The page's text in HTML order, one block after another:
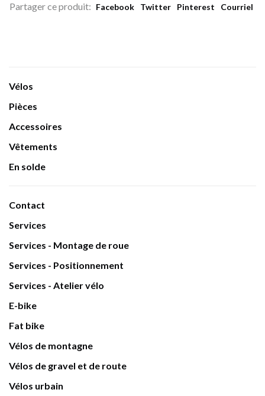
Partager ce produit: Facebook Twitter Pinterest Courriel
Vélos
Pièces
Accessoires
Vêtements
En solde
Contact
Services
Services - Montage de roue
Services - Positionnement
Services - Atelier vélo
E-bike
Fat bike
Vélos de montagne
Vélos de gravel et de route
Vélos urbain